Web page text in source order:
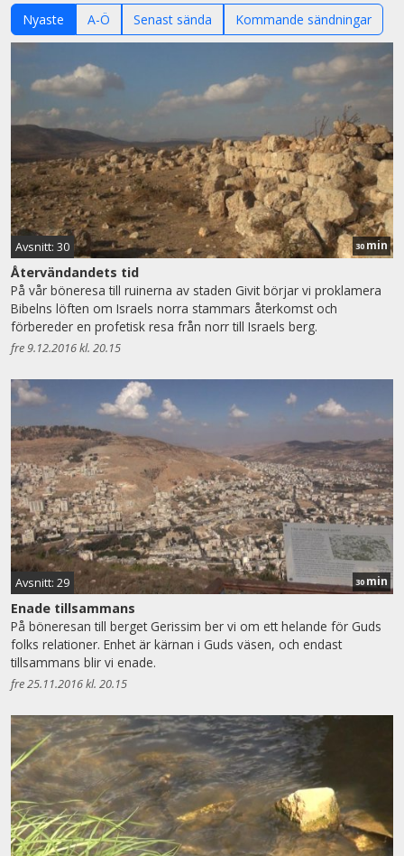
Nyaste A-Ö Senast sända Kommande sändningar
Avsnitt: 30 30 min
Återvändandets tid
På vår böneresa till ruinerna av staden Givit börjar vi proklamera
Bibelns löften om Israels norra stammars återkomst och
förbereder en profetisk resa från norr till Israels berg.
fre 9.12.2016 kl. 20.15
Avsnitt: 29 30 min
Enade tillsammans
På böneresan till berget Gerissim ber vi om ett helande för Guds
folks relationer. Enhet är kärnan i Guds väsen, och endast
tillsammans blir vi enade.
fre 25.11.2016 kl. 20.15